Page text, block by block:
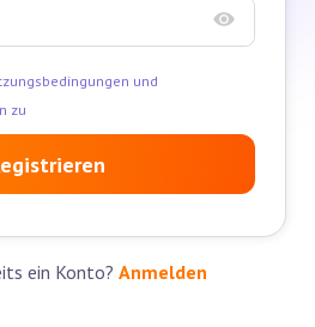
und
zu
ein Konto? Anmelden